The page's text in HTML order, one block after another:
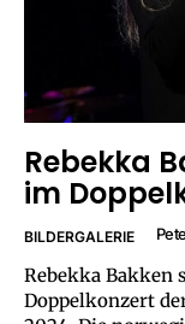
Rebekka
im
BILDERGALERIE
Rebekka Bakken
Doppelkonzert